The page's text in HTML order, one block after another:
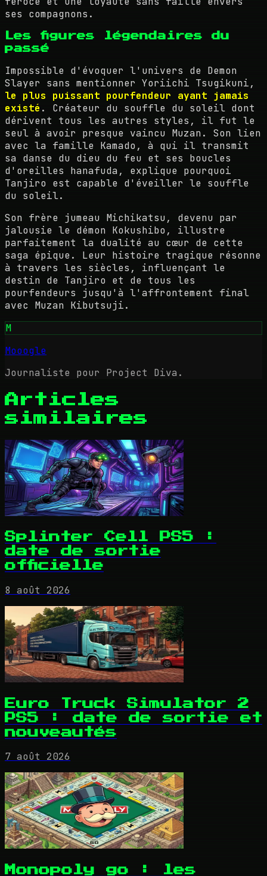
ses compagnons.
Les figures légendaires du
passé
Impossible d'évoquer l'univers de Demon
Slayer sans mentionner Yoriichi Tsugikuni,
le plus puissant pourfendeur ayant jamais
existé . Créateur du souffle du soleil dont
dérivent tous les autres styles, il fut le
seul à avoir presque vaincu Muzan. Son lien
avec la famille Kamado, à qui il transmit
sa danse du dieu du feu et ses boucles
d'oreilles hanafuda, explique pourquoi
Tanjiro est capable d'éveiller le souffle
du soleil.
Son frère jumeau Michikatsu, devenu par
jalousie le démon Kokushibo, illustre
parfaitement la dualité au cœur de cette
saga épique. Leur histoire tragique résonne
à travers les siècles, influençant le
destin de Tanjiro et de tous les
pourfendeurs jusqu'à l'affrontement final
avec Muzan Kibutsuji.
M
Mooogle
Journaliste pour Project Diva.
Articles
similaires
Splinter Cell PS5 :
date de sortie
officielle
8 août 2026
Euro Truck Simulator 2
PS5 : date de sortie et
nouveautés
7 août 2026
Monopoly go : les